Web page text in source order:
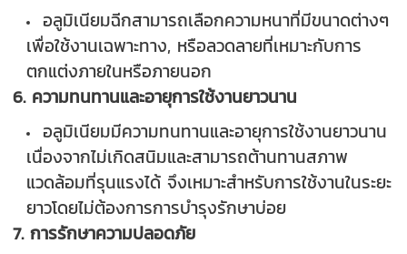
อลูมิเนียมฉีกสามารถเลือกความหนาที่มีขนาดต่างๆ
เพื่อใช้งานเฉพาะทาง, หรือลวดลายที่เหมาะกับการ
ตกแต่งภายในหรือภายนอก
6. ความทนทานและอายุการใช้งานยาวนาน
อลูมิเนียมมีความทนทานและอายุการใช้งานยาวนาน
เนื่องจากไม่เกิดสนิมและสามารถต้านทานสภาพ
แวดล้อมที่รุนแรงได้ จึงเหมาะสำหรับการใช้งานในระยะ
ยาวโดยไม่ต้องการการบำรุงรักษาบ่อย
7. การรักษาความปลอดภัย